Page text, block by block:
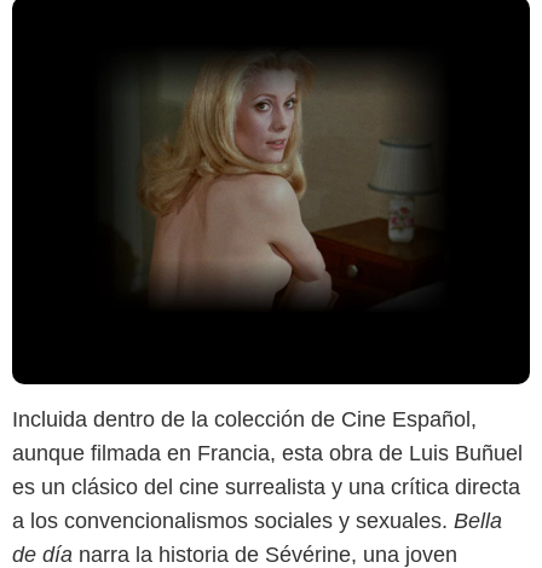
Incluida dentro de la colección de Cine Español,
aunque filmada en Francia, esta obra de Luis Buñuel
es un clásico del cine surrealista y una crítica directa
a los convencionalismos sociales y sexuales. Bella
de día narra la historia de Sévérine, una joven